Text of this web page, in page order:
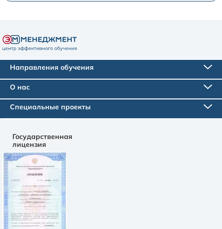
Направления обучения
Государственная
лицензия
О нас
Специальные проекты